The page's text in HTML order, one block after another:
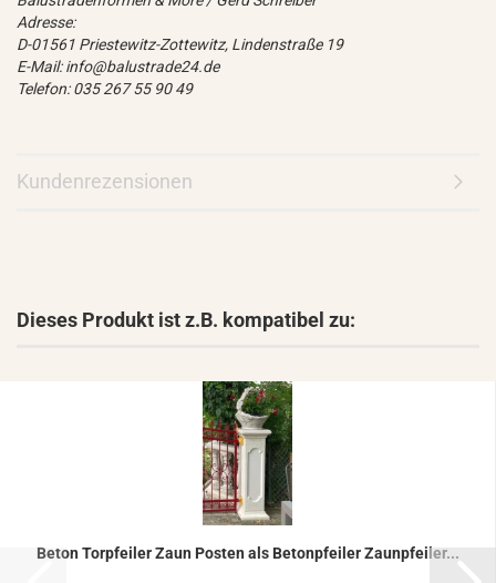
Adresse:
D-01561 Priestewitz-Zottewitz, Lindenstraße 19
E-Mail: info@balustrade24.de
Telefon: 035 267 55 90 49
Kundenrezensionen
Dieses Produkt ist z.B. kompatibel zu:
Beton Tor­pfei­ler Zaun Pos­ten als Be­ton­pfei­ler Zaun­pfei­ler...